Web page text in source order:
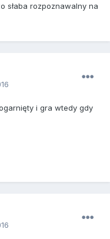
słaba rozpoznawalny na
i gra wtedy gdy